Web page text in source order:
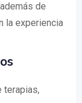
de
la experiencia
terapias,